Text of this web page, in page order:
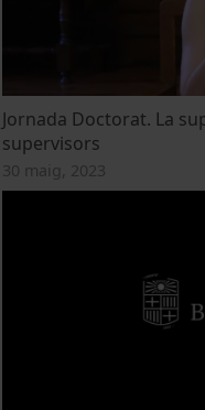
Jornada Doctorat. La
supervisors
30 maig, 2023